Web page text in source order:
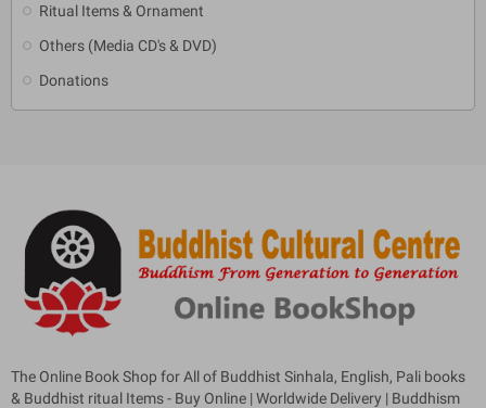
Ritual Items & Ornament
Others (Media CD's & DVD)
Donations
The Online Book Shop for All of Buddhist Sinhala, English, Pali books
& Buddhist ritual Items - Buy Online | Worldwide Delivery | Buddhism